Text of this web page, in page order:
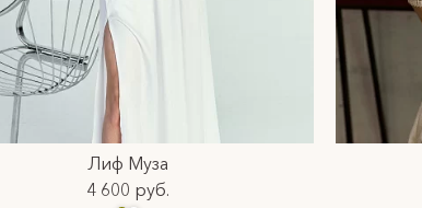
Лиф Муза
4 600 руб.